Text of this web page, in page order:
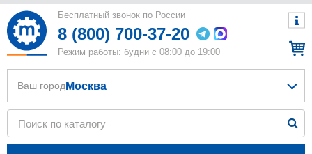
Бесплатный звонок по России
8 (800) 700-37-20
Режим работы: будни с 08:00 до 19:00
Ваш город Москва